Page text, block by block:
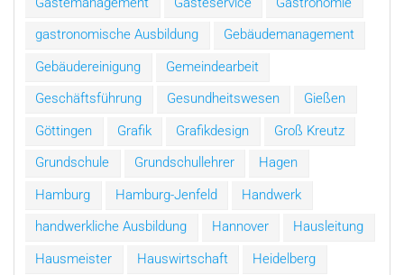
gastronomische Ausbildung
Gebäudemanagement
Gebäudereinigung
Gemeindearbeit
Geschäftsführung
Gesundheitswesen
Gießen
Göttingen
Grafik Grafikdesign
Groß Kreutz
Grundschule
Grundschullehrer
Hagen
Hamburg
Hamburg-Jenfeld
Handwerk
handwerkliche Ausbildung
Hannover
Hausleitung
Hausmeister
Hauswirtschaft
Heidelberg